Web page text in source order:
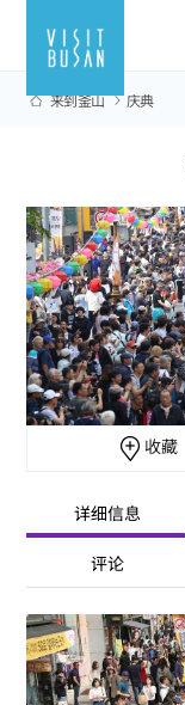
来到釜山 庆典
收藏
详细信息
评论